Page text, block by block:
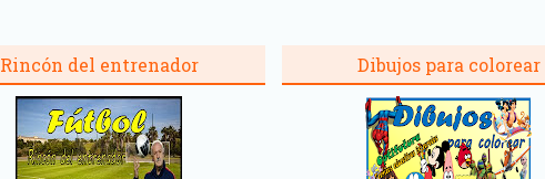
Rincón del entrenador Dibujos para colorear